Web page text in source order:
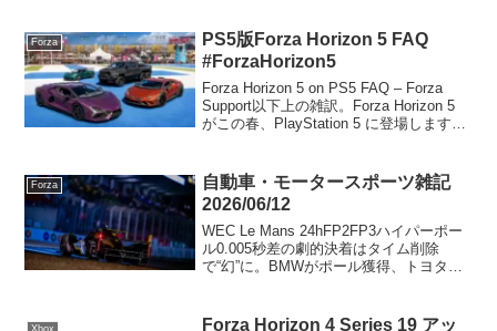
Forza
PS5版Forza Horizon 5 FAQ
#ForzaHorizon5
Forza Horizon 5 on PS5 FAQ – Forza
Support以下上の雑訳。Forza Horizon 5
がこの春、PlayStation 5 に登場します！
Forza
自動車・モータースポーツ雑記
2026/06/12
WEC Le Mans 24hFP2FP3ハイパーポー
ル0.005秒差の劇的決着はタイム削除
で“幻”に。BMWがポール獲得、トヨタ勢
位結果】2...
Xbox Forza Horizon 4 Series 19 アッ